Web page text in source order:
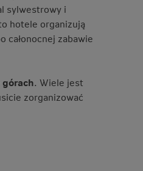
sylwestrowy i
hotele organizują
całonocnej zabawie
. Wiele jest
zorganizować